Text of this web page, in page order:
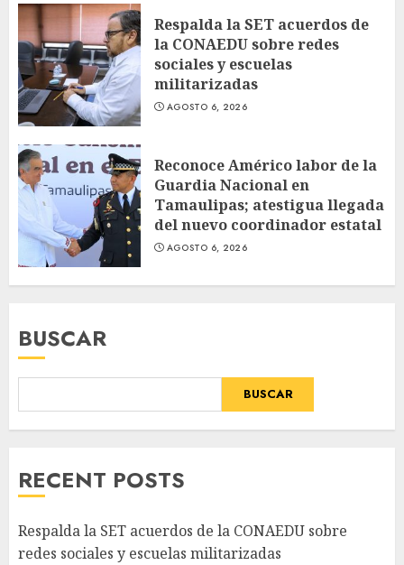
Respalda la SET acuerdos de
la CONAEDU sobre redes
sociales y escuelas
militarizadas
AGOSTO 6, 2026
Reconoce Américo labor de la
Guardia Nacional en
Tamaulipas; atestigua llegada
del nuevo coordinador estatal
AGOSTO 6, 2026
BUSCAR
BUSCAR
RECENT POSTS
Respalda la SET acuerdos de la CONAEDU sobre
redes sociales y escuelas militarizadas